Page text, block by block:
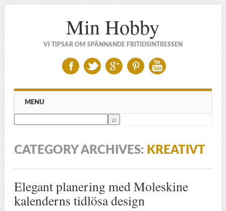
Min Hobby
VI TIPSAR OM SPÄNNANDE FRITIDSINTRESSEN
Main menu
Skip to content
MENU
CATEGORY ARCHIVES: KREATIVT
Elegant planering med Moleskine
kalenderns tidlösa design